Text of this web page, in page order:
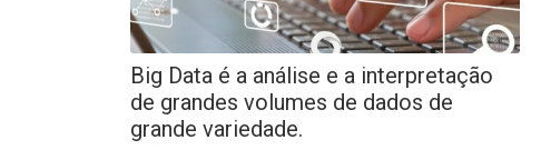
Big Data é a análise e a interpretação
de grandes volumes de dados de
grande variedade.